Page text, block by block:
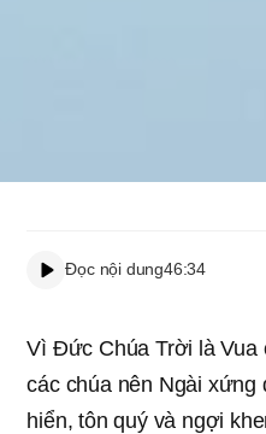
Đọc nội dung46:34
Vì Đức Chúa Trời là Vua
các chúa nên Ngài xứng
hiển, tôn quý và ngợi